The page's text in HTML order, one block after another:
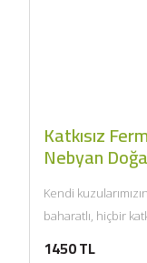
Katkısız
Nebyan
Kendi
baharatlı, hiçbir
1450 TL